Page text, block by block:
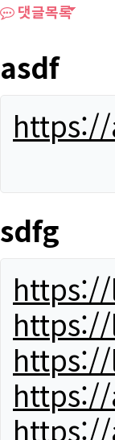
댓글목록
asdf
sdfg